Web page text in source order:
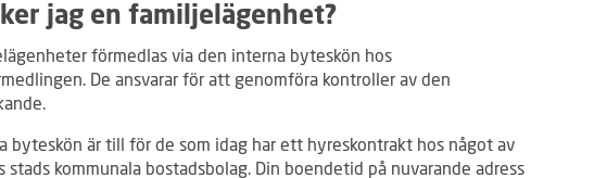
jag en familjelägenhet?
förmedlas via den interna byteskön hos
De ansvarar för att genomföra kontroller av den
byteskön är till för de som idag har ett hyreskontrakt hos något av
stads kommunala bostadsbolag. Din boendetid på nuvarande adress